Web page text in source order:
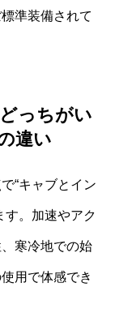
準装備されて
っちがい
違い
“キャブとイン
す。加速やアク
寒冷地での始
用で体感でき